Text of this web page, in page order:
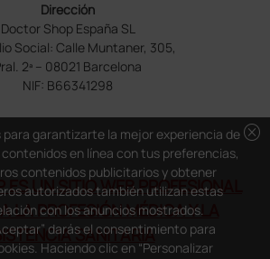
Dirección
Doctor Shop España SL
Social: Calle Muntaner, 305,
2ª – 08021 Barcelona
NIF: B66341298
UN SITIO WEB PROFESIONAL
LA PROFESIÓN MÉDICA Y LA
SANITARIA
cancel
garantizarte la mejor experiencia de
en línea con tus preferencias,
contenidos publicitarios y obtener
autorizados también utilizan estas
con los anuncios mostrados.
darás el consentimiento para
Haciendo clic en “Personalizar